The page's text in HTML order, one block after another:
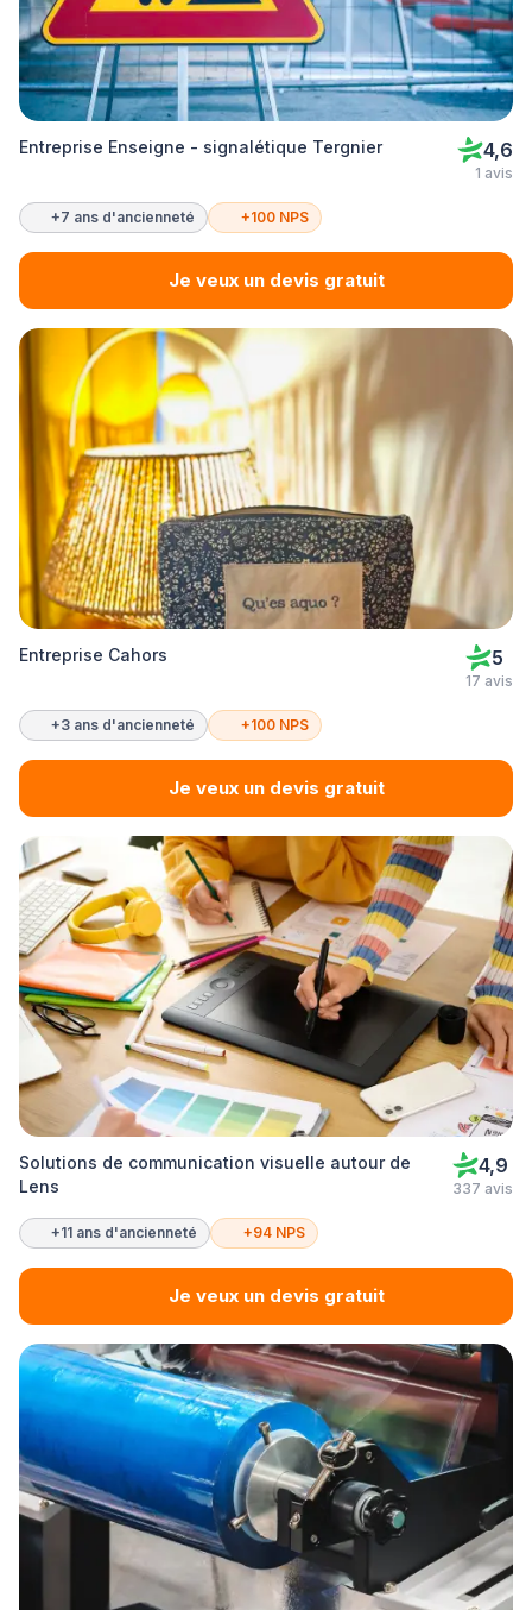
Entreprise Enseigne - signalétique Tergnier 4,6
1 avis
+7 ans d'ancienneté +100 NPS
Je veux un devis gratuit
Entreprise Cahors 5
17 avis
+3 ans d'ancienneté +100 NPS
Je veux un devis gratuit
Solutions de communication visuelle autour de
Lens
4,9
337 avis
+11 ans d'ancienneté +94 NPS
Je veux un devis gratuit